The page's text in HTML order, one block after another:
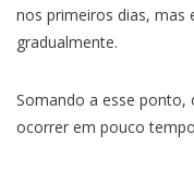
nos primeiros dias, mas
gradualmente.
Somando a esse ponto,
ocorrer em pouco